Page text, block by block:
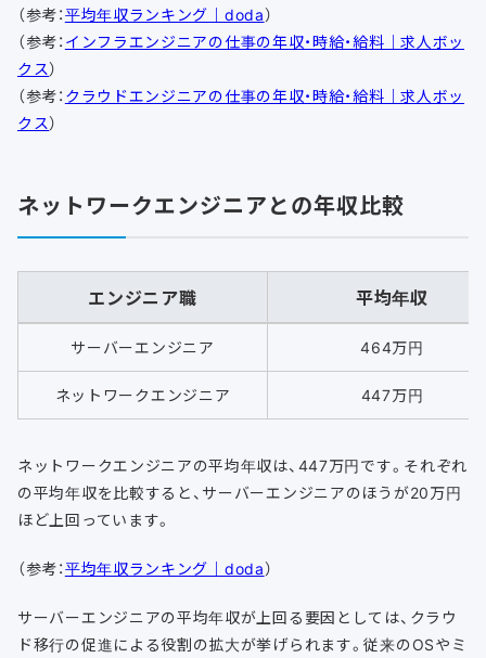
（参考：平均年収ランキング｜doda）
（参考： インフラエンジニアの仕事の年収・時給・給料｜求人ボッ
クス）
（参考： クラウドエンジニアの仕事の年収・時給・給料｜求人ボッ
クス）
ネットワークエンジニアとの年収比較
エンジニア職 平均年収
サーバーエンジニア 464万円
ネットワークエンジニア 447万円
ネットワークエンジニアの平均年収は、447万円です。それぞれ
の平均年収を比較すると、サーバーエンジニアのほうが20万円
ほど上回っています。
（参考：平均年収ランキング｜doda）
サーバーエンジニアの平均年収が上回る要因としては、クラウ
ド移行の促進による役割の拡大が挙げられます。従来のOSやミ